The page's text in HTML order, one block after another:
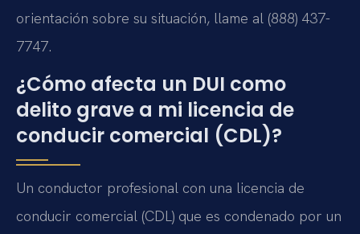
orientación sobre su situación, llame al (888) 437-
7747.
¿Cómo afecta un DUI como
delito grave a mi licencia de
conducir comercial (CDL)?
Un conductor profesional con una licencia de
conducir comercial (CDL) que es condenado por un